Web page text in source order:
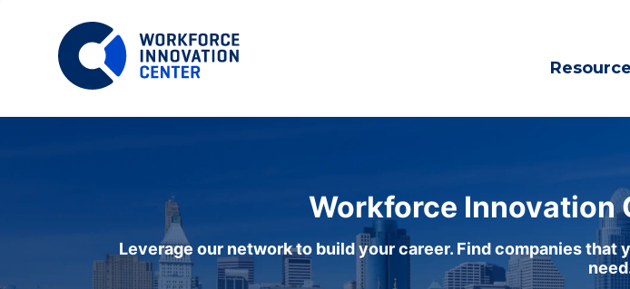
Workforce Innovation
Leverage our network to build your career. Find companies